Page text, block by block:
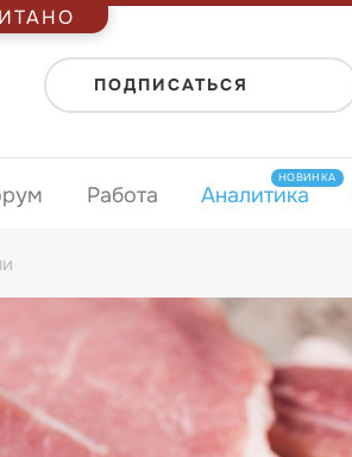
ПОДПИСАТЬСЯ
Работа Аналитика
НОВИНКА